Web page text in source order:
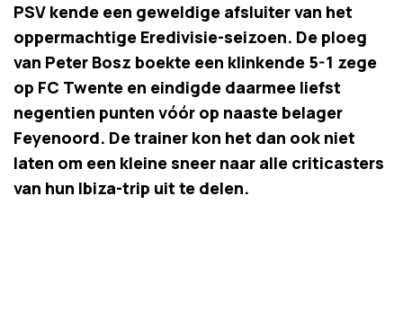
PSV kende een geweldige afsluiter van het
oppermachtige Eredivisie-seizoen. De ploeg
van Peter Bosz boekte een klinkende 5-1 zege
op FC Twente en eindigde daarmee liefst
negentien punten vóór op naaste belager
Feyenoord. De trainer kon het dan ook niet
laten om een kleine sneer naar alle criticasters
van hun Ibiza-trip uit te delen.